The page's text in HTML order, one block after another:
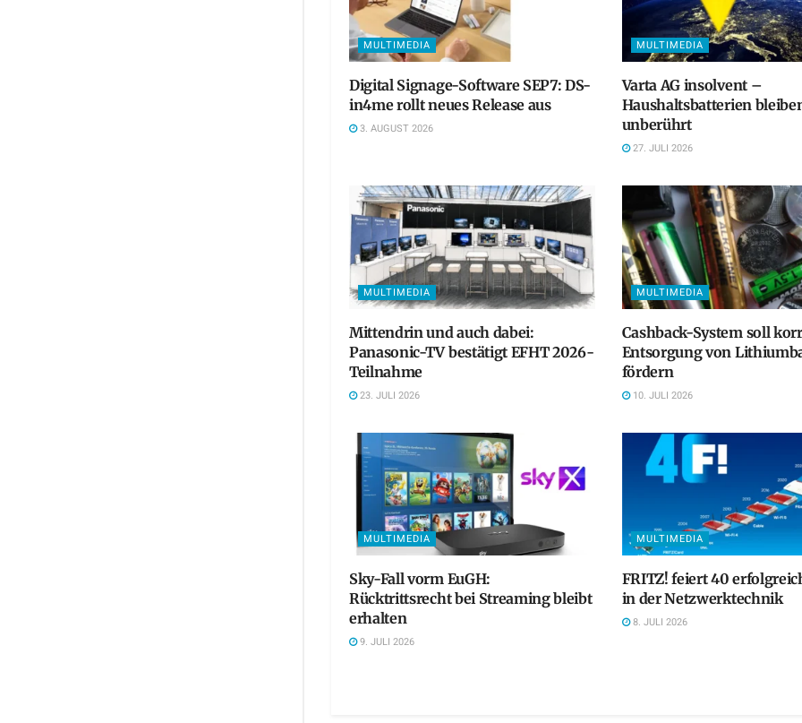
MULTIMEDIA
Digital Signage-Software SEP7: DS-
in4me rollt neues Release aus
3. AUGUST 2026
MULTIMEDIA
Varta AG insolvent –
Haushaltsbatterien
unberührt
27. JULI 2026
MULTIMEDIA
Mittendrin und auch dabei:
Panasonic-TV bestätigt EFHT 2026-
Teilnahme
23. JULI 2026
MULTIMEDIA
Cashback-System soll
Entsorgung von
fördern
10. JULI 2026
MULTIMEDIA
Sky-Fall vorm EuGH:
Rücktrittsrecht bei Streaming bleibt
erhalten
9. JULI 2026
MULTIMEDIA
FRITZ! feiert 40
in der Netzwerktechnik
8. JULI 2026